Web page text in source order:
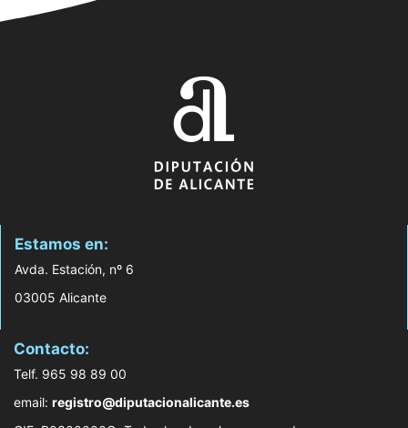
Estamos en:
Avda. Estación, nº 6
03005 Alicante
Contacto:
Telf. 965 98 89 00
email: registro@diputacionalicante.es